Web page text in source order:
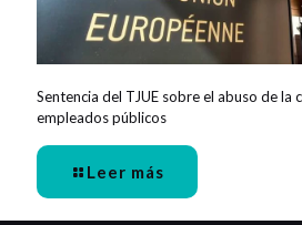
Sentencia del TJUE sobre el abuso de
empleados públicos
Leer más